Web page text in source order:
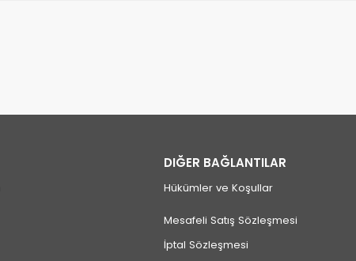
DIĞER BAĞLANTILAR
Hükümler ve Koşullar
Mesafeli Satış Sözleşmesi
İptal Sözleşmesi